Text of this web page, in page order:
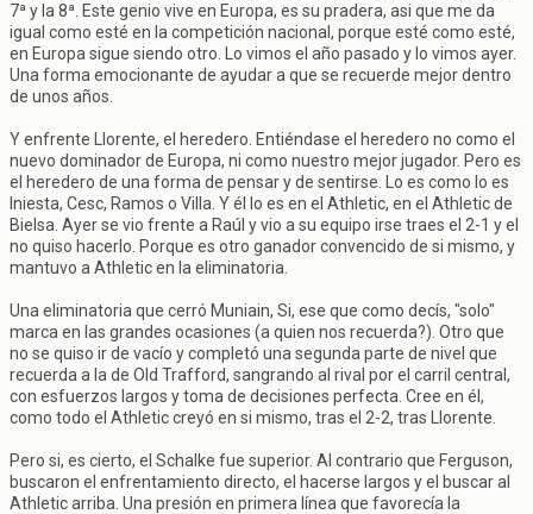
7ª y la 8ª. Este genio vive en Europa, es su pradera, asi que me da
igual como esté en la competición nacional, porque esté como esté,
en Europa sigue siendo otro. Lo vimos el año pasado y lo vimos ayer.
Una forma emocionante de ayudar a que se recuerde mejor dentro
de unos años.
Y enfrente Llorente, el heredero. Entiéndase el heredero no como el
nuevo dominador de Europa, ni como nuestro mejor jugador. Pero es
el heredero de una forma de pensar y de sentirse. Lo es como lo es
Iniesta, Cesc, Ramos o Villa. Y él lo es en el Athletic, en el Athletic de
Bielsa. Ayer se vio frente a Raúl y vio a su equipo irse traes el 2-1 y el
no quiso hacerlo. Porque es otro ganador convencido de si mismo, y
mantuvo a Athletic en la eliminatoria.
Una eliminatoria que cerró Muniain, Si, ese que como decís, "solo"
marca en las grandes ocasiones (a quien nos recuerda?). Otro que
no se quiso ir de vacío y completó una segunda parte de nivel que
recuerda a la de Old Trafford, sangrando al rival por el carril central,
con esfuerzos largos y toma de decisiones perfecta. Cree en él,
como todo el Athletic creyó en si mismo, tras el 2-2, tras Llorente.
Pero si, es cierto, el Schalke fue superior. Al contrario que Ferguson,
buscaron el enfrentamiento directo, el hacerse largos y el buscar al
Athletic arriba. Una presión en primera línea que favorecía la